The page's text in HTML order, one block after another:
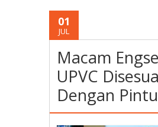
01
JUL
Macam
UPVC
Dengan Pintu